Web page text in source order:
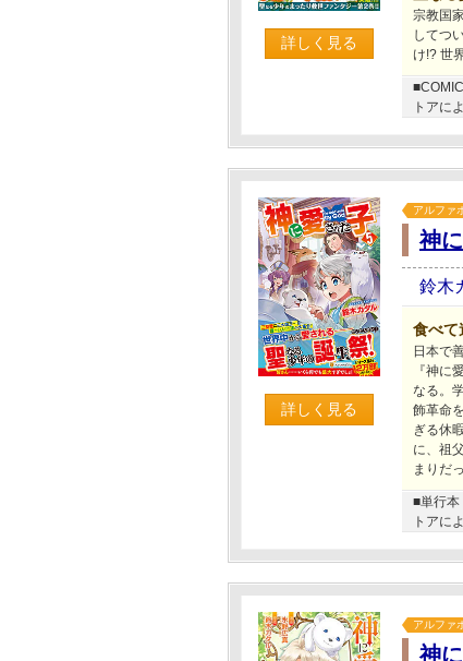
詳しく見る
宗教国
してつ
け!? 世
トアに
詳しく見る
アルファ
神
鈴木
食べて
日本で
『神に
なる。
飾革命
ぎる休
に、祖
まりだ
■単行本
トアに
アルファ
神